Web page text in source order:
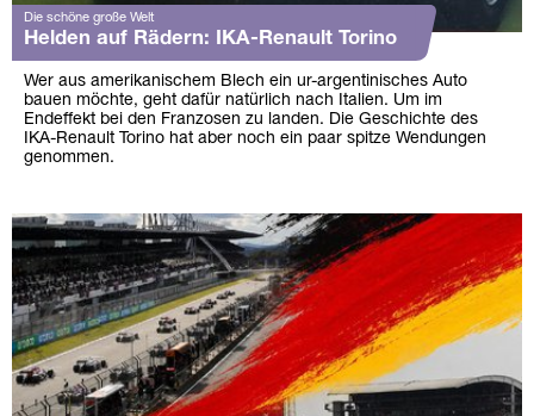
Die schöne große Welt
Helden auf Rädern: IKA-Renault Torino
Wer aus amerikanischem Blech ein ur-argentinisches Auto
bauen möchte, geht dafür natürlich nach Italien. Um im
Endeffekt bei den Franzosen zu landen. Die Geschichte des
IKA-Renault Torino hat aber noch ein paar spitze Wendungen
genommen.